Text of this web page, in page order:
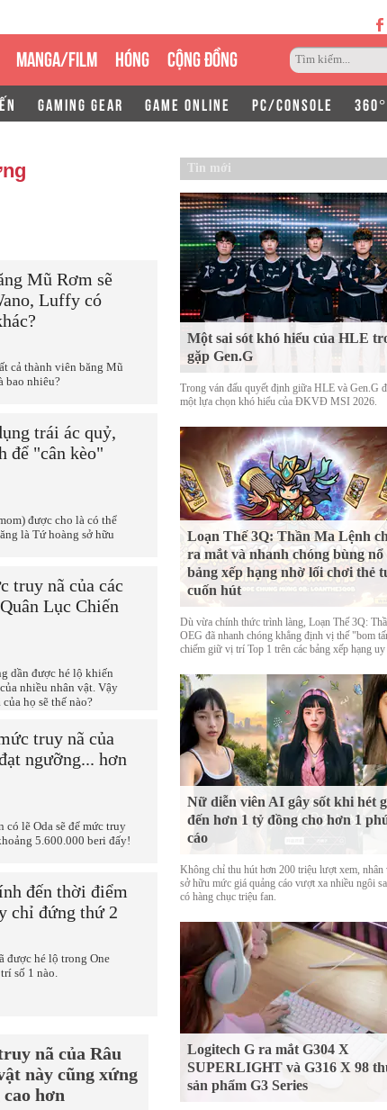
MANGA/FILM HÓNG CỘNG ĐỒNG
GAMING GEAR GAME ONLINE PC/CONSOLE
Mũ Rơm sẽ
Luffy có
cả thành viên băng Mũ
bao nhiêu?
trái ác quỷ,
để "cân kèo"
được cho là có thể
là Tứ hoàng sở hữu
truy nã của các
Lục Chiến
dần được hé lộ khiến
nhiều nhân vật. Vậy
họ sẽ thế nào?
truy nã của
ngưỡng... hơn
có lẽ Oda sẽ để mức truy
5.600.000 beri đấy!
đến thời điểm
chỉ đứng thứ 2
được hé lộ trong One
số 1 nào.
nã của Râu
này cũng xứng
hơn
Tin mới
Một sai sót khó hiểu của HLE
gặp Gen.G
Trong ván đấu quyết định giữa HLE và Gen.G
một lựa chọn khó hiểu của ĐKVĐ MSI 2026.
Loạn Thế 3Q: Thần Ma Lệnh
ra mắt và nhanh chóng bùng nổ
bảng xếp hạng nhờ lối chơi thẻ
cuốn hút
Dù vừa chính thức trình làng, Loạn Thế 3Q:
OEG đã nhanh chóng khẳng định vị thế "bom
chiếm giữ vị trí Top 1 trên các bảng xếp hạng uy
Nữ diễn viên AI gây sốt khi hét
đến hơn 1 tỷ đồng cho hơn 1
cáo
Không chỉ thu hút hơn 200 triệu lượt xem, nhân
sở hữu mức giá quảng cáo vượt xa nhiều ngôi
có hàng chục triệu fan.
Logitech G ra mắt G304 X
SUPERLIGHT và G316 X 98
sản phẩm G3 Series